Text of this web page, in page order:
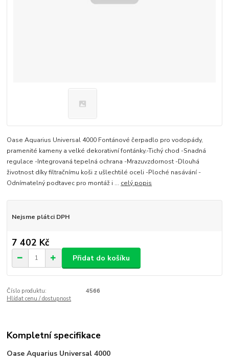
Oase Aquarius Universal 4000 Fontánové čerpadlo pro vodopády,
pramenité kameny a velké dekorativní fontánky.-Tichý chod -Snadná
regulace -Integrovaná tepelná ochrana -Mrazuvzdornost -Dlouhá
životnost díky filtračnímu koši z ušlechtilé oceli -Ploché nasávání -
Odnímatelný podtavec pro montáž i ... celý popis
Nejsme plátci DPH
7 402 Kč
Přidat do košíku
Číslo produktu:
4566
Hlídat cenu / dostupnost
Kompletní specifikace
Oase Aquarius Universal 4000